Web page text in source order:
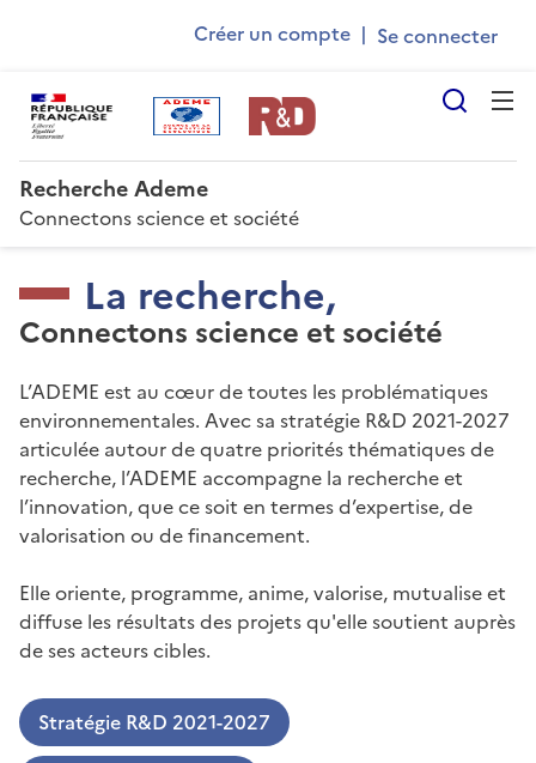
principal
Ademe
account
menu
Créer un compte |
Recherche Ademe
Connectons science et société
La recherche,
Connectons science et société
L’ADEME est au cœur de toutes les problématiques
environnementales. Avec sa stratégie R&D 2021-2027
articulée autour de quatre priorités thématiques de
recherche, l’ADEME accompagne la recherche et
l’innovation, que ce soit en termes d’expertise, de
valorisation ou de financement.
Elle oriente, programme, anime, valorise, mutualise et
diffuse les résultats des projets qu'elle soutient auprès
de ses acteurs cibles.
Stratégie R&D 2021-2027